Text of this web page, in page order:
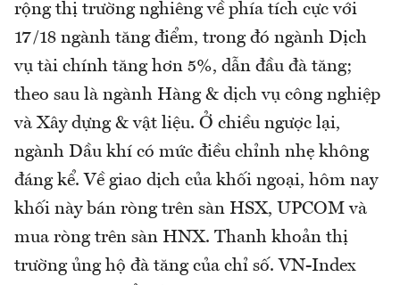
rộng thị trường nghiêng về phía tích cực với
17/18 ngành tăng điểm, trong đó ngành Dịch
vụ tài chính tăng hơn 5%, dẫn đầu đà tăng;
theo sau là ngành Hàng & dịch vụ công nghiệp
và Xây dựng & vật liệu. Ở chiều ngược lại,
ngành Dầu khí có mức điều chỉnh nhẹ không
đáng kể. Về giao dịch của khối ngoại, hôm nay
khối này bán ròng trên sàn HSX, UPCOM và
mua ròng trên sàn HNX. Thanh khoản thị
trường ủng hộ đà tăng của chỉ số. VN-Index